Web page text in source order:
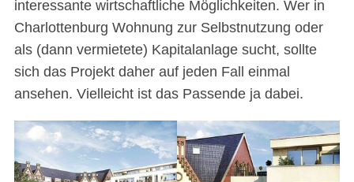
interessante wirtschaftliche Möglichkeiten. Wer in
Charlottenburg Wohnung zur Selbstnutzung oder
als (dann vermietete) Kapitalanlage sucht, sollte
sich das Projekt daher auf jeden Fall einmal
ansehen. Vielleicht ist das Passende ja dabei.